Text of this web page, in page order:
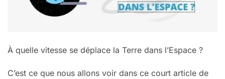
À quelle vitesse se déplace la Terre dans l’Espace ?
C’est ce que nous allons voir dans ce court article de